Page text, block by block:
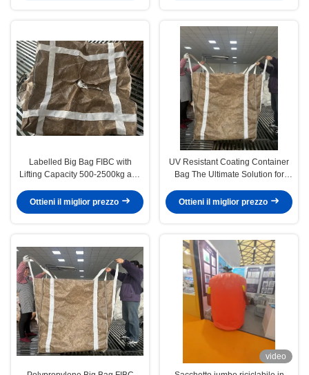
Labelled Big Bag FIBC with
Lifting Capacity 500-2500kg and
Ottieni il miglior prezzo
UV Resistant Coating Container
Bag The Ultimate Solution for
Storage
Ottieni il miglior prezzo
video